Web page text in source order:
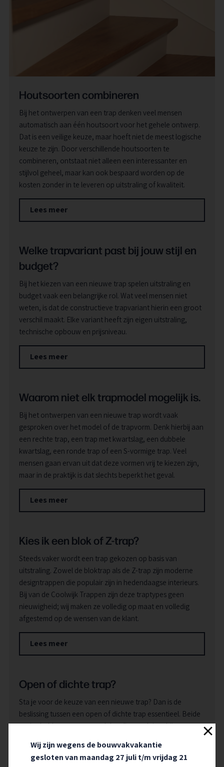
Houtsoorten combineren
Bij het ontwerpen van een trap denken veel mensen
automatisch aan één houtsoort voor het gehele ontwerp.
Dat is een veilige keuze, maar hoeft niet de meest logische
keuze te zijn. Door verschillende houtsoorten te
combineren, ontstaat niet alleen een interessanter en
stijlvol geheel, maar kan ook bespaard worden op de
kosten zonder in te leveren op uitstraling of kwaliteit.
Lees meer
Welke trapvariant past bij jouw stijl en
budget?
Bij het kiezen van een nieuwe trap spelen uitstraling en
budget vaak een belangrijke rol. Wat veel mensen niet
weten, is dat de constructieve trapvariant hierin een groot
verschil maakt. Elke variant heeft zijn eigen uitstraling,
technische opbouw en prijsniveau.
Lees meer
Waarom niet elk trapmodel mogelijk is.
Bij het ontwerpen van een nieuwe trap wordt vaak
gesproken over het model of de trapvorm. Denk hierbij aan
een rechte trap, een trap met kwartslag, een dubbele
kwartslag, een ronde trap of een S-vormige trap. Veel
mensen gaan ervan uit dat deze vormen vrij te kiezen zijn,
maar in de praktijk is dat slechts beperkt het geval.
Lees meer
Kies ik een blok of Z-trap?
Steeds vaker wordt een trap gekozen op basis van
uitstraling. Zowel de bloktrap als de Z-trap zijn moderne
designtrappen die populair zijn in hedendaagse interieurs.
Bij van de Coolwijk Trappen zijn deze traptypes geen
nieuwigheid; wij maken ze volledig op maat en volledig
afgestemd op de wensen van de klant.
Lees meer
Open of dichte trap?
Sta je voor de keuze van een nieuwe trap? Dan is de
beslissing tussen een open of dichte trap essentieel. Beide
opties hebben voor- en nadelen die aansluiten bij
bekijken welke trap het beste bij jouw situatie past.
Wij zijn wegens de bouwvakvakantie
gesloten van maandag 27 juli t/m vrijdag 21